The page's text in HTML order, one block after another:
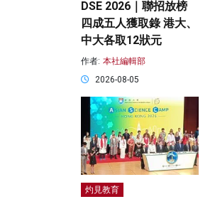
DSE 2026｜聯招放榜
四成五人獲取錄 港大、
中大各取12狀元
作者: 本社編輯部
2026-08-05
灼見教育